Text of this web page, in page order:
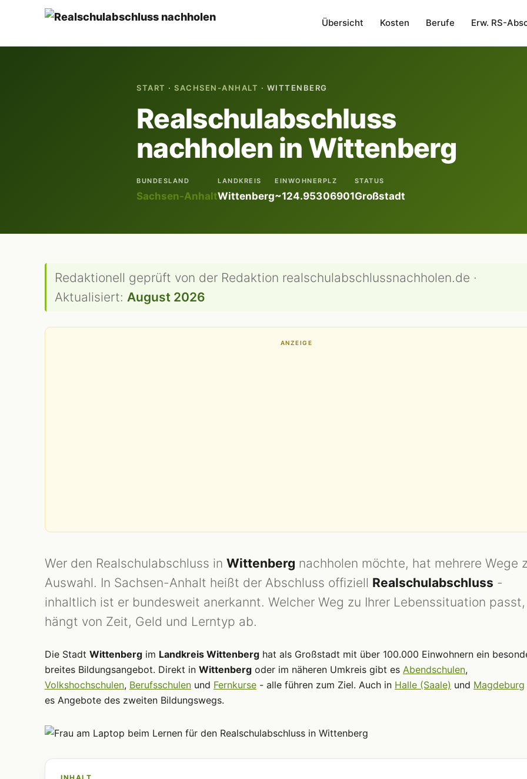
Übersicht Kosten Berufe Erw. RS-
START · SACHSEN-ANHALT · WITTENBERG
Realschulabschluss
nachholen in Wittenberg
BUNDESLAND
Sachsen-Anhalt
LANDKREIS
Wittenberg
EINWOHNER
~124.953
PLZ
06901
STATUS
Großstadt
Redaktionell geprüft von der Redaktion realschulabschlussnachholen.de ·
Aktualisiert: August 2026
ANZEIGE
Wer den Realschulabschluss in Wittenberg nachholen möchte, hat mehrere Wege
Auswahl. In Sachsen-Anhalt heißt der Abschluss offiziell Realschulabschluss -
inhaltlich ist er bundesweit anerkannt. Welcher Weg zu Ihrer Lebenssituation passt,
hängt von Zeit, Geld und Lerntyp ab.
Die Stadt Wittenberg im Landkreis Wittenberg hat als Großstadt mit über 100.000 Einwohnern ein
breites Bildungsangebot. Direkt in Wittenberg oder im näheren Umkreis gibt es Abendschulen,
Volkshochschulen, Berufsschulen und Fernkurse - alle führen zum Ziel. Auch in Halle (Saale) und Magdeburg
es Angebote des zweiten Bildungswegs.